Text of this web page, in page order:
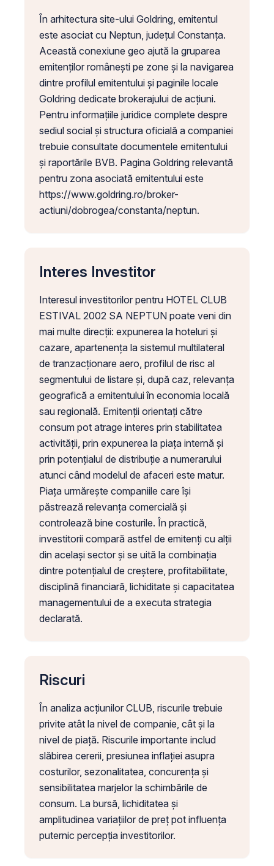
În arhitectura site-ului Goldring, emitentul
este asociat cu Neptun, județul Constanța.
Această conexiune geo ajută la gruparea
emitenților românești pe zone și la navigarea
dintre profilul emitentului și paginile locale
Goldring dedicate brokerajului de acțiuni.
Pentru informațiile juridice complete despre
sediul social și structura oficială a companiei
trebuie consultate documentele emitentului
și raportările BVB. Pagina Goldring relevantă
pentru zona asociată emitentului este
https://www.goldring.ro/broker-
actiuni/dobrogea/constanta/neptun.
Interes Investitor
Interesul investitorilor pentru HOTEL CLUB
ESTIVAL 2002 SA NEPTUN poate veni din
mai multe direcții: expunerea la hoteluri și
cazare, apartenența la sistemul multilateral
de tranzacționare aero, profilul de risc al
segmentului de listare și, după caz, relevanța
geografică a emitentului în economia locală
sau regională. Emitenții orientați către
consum pot atrage interes prin stabilitatea
activității, prin expunerea la piața internă și
prin potențialul de distribuție a numerarului
atunci când modelul de afaceri este matur.
Piața urmărește companiile care își
păstrează relevanța comercială și
controlează bine costurile. În practică,
investitorii compară astfel de emitenți cu alții
din același sector și se uită la combinația
dintre potențialul de creștere, profitabilitate,
disciplină financiară, lichiditate și capacitatea
managementului de a executa strategia
declarată.
Riscuri
În analiza acțiunilor CLUB, riscurile trebuie
privite atât la nivel de companie, cât și la
nivel de piață. Riscurile importante includ
slăbirea cererii, presiunea inflației asupra
costurilor, sezonalitatea, concurența și
sensibilitatea marjelor la schimbările de
consum. La bursă, lichiditatea și
amplitudinea variațiilor de preț pot influența
puternic percepția investitorilor.